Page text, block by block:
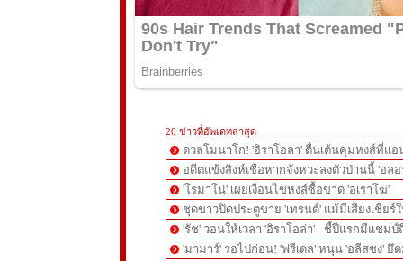
20 ข่าวที่อัพเดทล่าสุด
ดวลโมนาโก! 'อิราโอลา' ตื่นเต้นคุมหงส์ที่แ
อดีตแข้งสิงห์เชื่อหากจังหวะลงตัวป่านนี้ 'อล
'โรมาโน่' เผยเงื่อนไขหงส์ซื้อขาด 'อเราโฆ่'
ชุดขาวปิดประตูขาย 'เทรนต์' แม้มีเสียงเชียร์
'รัช' วอนให้เวลา 'อิราโอล่า' - ชี้ปีแรกมีแชมป์
'มามาร์' รอไปก่อน! 'ฟรีเดล' หนุน 'อลีสซง' ยึ